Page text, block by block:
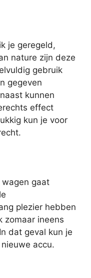
je geregeld,
nature zijn deze
gebruik
gegeven
kunnen
effect
kun je voor
gaat
plezier hebben
zomaar ineens
dat geval kun je
accu.